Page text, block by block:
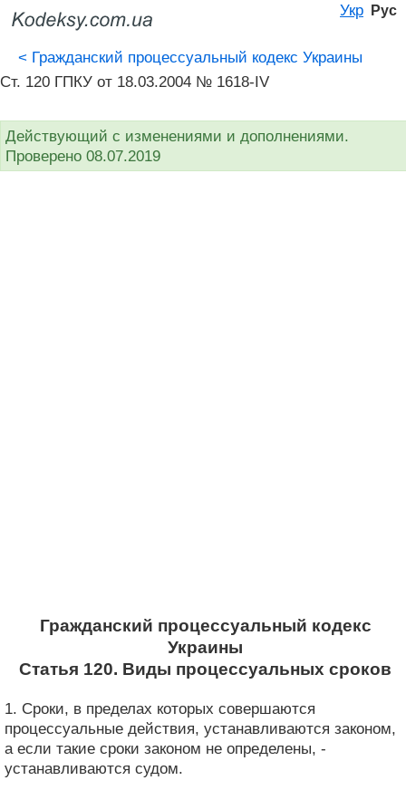
Укр Рус
< Гражданский процессуальный кодекс Украины
Ст. 120 ГПКУ от 18.03.2004 № 1618-IV
Действующий с изменениями и дополнениями.
Проверено 08.07.2019
Гражданский процессуальный кодекс
Украины
Статья 120. Виды процессуальных сроков
1. Сроки, в пределах которых совершаются
процессуальные действия, устанавливаются законом,
а если такие сроки законом не определены, -
устанавливаются судом.